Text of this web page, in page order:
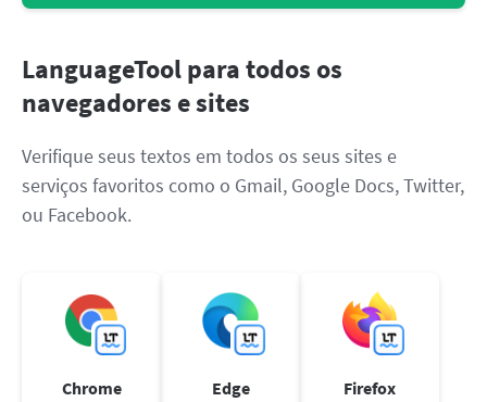
LibreOffice
API de revisão
Privacidade
Termos e Condições
LanguageTool para todos os
navegadores e sites
Verifique seus textos em todos os seus sites e
serviços favoritos como o Gmail, Google Docs, Twitter,
ou Facebook.
Chrome
Edge
Firefox